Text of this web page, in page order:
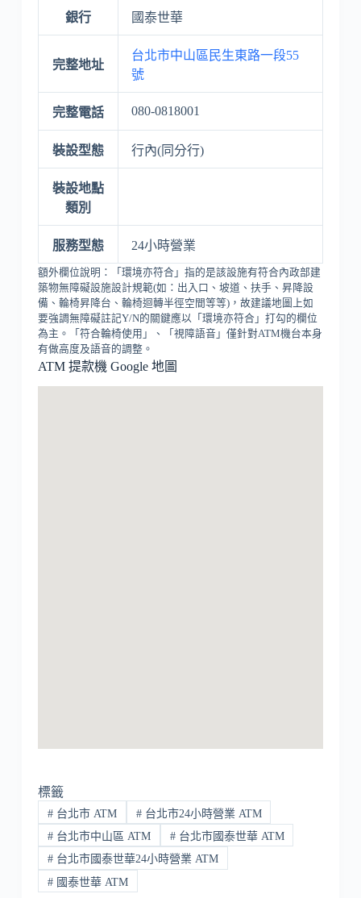
銀行 國泰世華
完整地址
台北市中山區民生東路一段55
號
完整電話 080-0818001
裝設型態 行內(同分行)
裝設地點
類別
服務型態 24小時營業
額外欄位說明：「環境亦符合」指的是該設施有符合內政部建
築物無障礙設施設計規範(如：出入口、坡道、扶手、昇降設
備、輪椅昇降台、輪椅迴轉半徑空間等等)，故建議地圖上如
要強調無障礙註記Y/N的關鍵應以「環境亦符合」打勾的欄位
為主。「符合輪椅使用」、「視障語音」僅針對ATM機台本身
有做高度及語音的調整。
ATM 提款機 Google 地圖
標籤
#台北市 ATM #台北市24小時營業 ATM
#台北市中山區 ATM #台北市國泰世華 ATM
#台北市國泰世華24小時營業 ATM
#國泰世華 ATM